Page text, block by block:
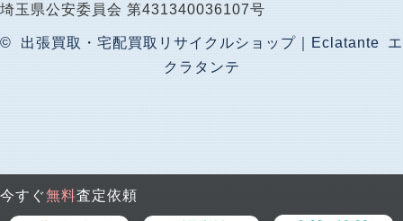
今すぐ無料査定依頼
埼玉県公安委員会 第431340036107号
© 出張買取・宅配買取リサイクルショップ｜Eclatante エ
クラタンテ